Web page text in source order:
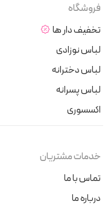
فروشگاه
تخفیف دار ها
لباس نوزادی
لباس دخترانه
لباس پسرانه
اکسسوری
خدمات مشتریان
تماس با ما
درباره ما